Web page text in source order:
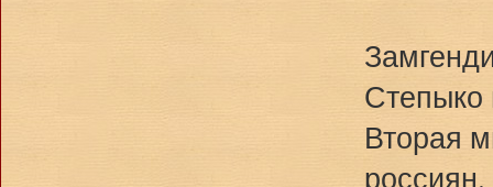
Вторая